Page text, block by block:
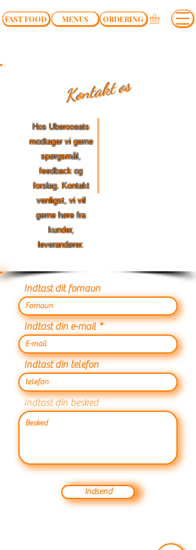
FAST FOOD MENUS ORDERING
Kontakt os
Hos Uberooeats
modtager vi gerne
spørgsmål,
feedback og
forslag. Kontakt
venligst, vi vil
gerne høre fra
kunder,
leverandører.
Indtast dit fornavn
Indtast din e-mail
Indtast din telefon
Indtast din besked
Indsend